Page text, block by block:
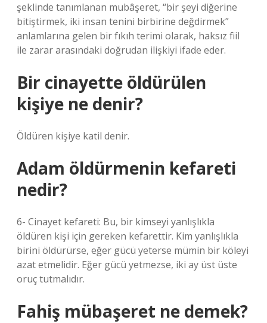
şeklinde tanımlanan mubâşeret, “bir şeyi diğerine
bitiştirmek, iki insan tenini birbirine değdirmek”
anlamlarına gelen bir fıkıh terimi olarak, haksız fiil
ile zarar arasındaki doğrudan ilişkiyi ifade eder.
Bir cinayette öldürülen
kişiye ne denir?
Öldüren kişiye katil denir.
Adam öldürmenin kefareti
nedir?
6- Cinayet kefareti: Bu, bir kimseyi yanlışlıkla
öldüren kişi için gereken kefarettir. Kim yanlışlıkla
birini öldürürse, eğer gücü yeterse mümin bir köleyi
azat etmelidir. Eğer gücü yetmezse, iki ay üst üste
oruç tutmalıdır.
Fahiş mübaşeret ne demek?